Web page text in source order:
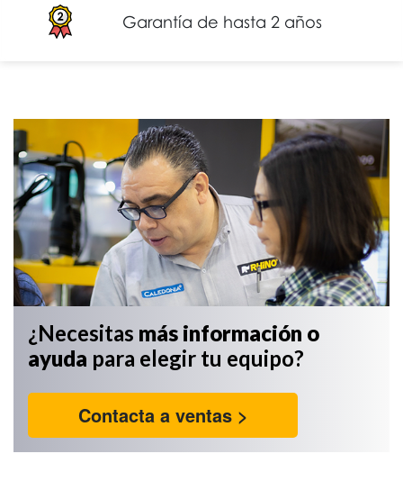
Garantía de hasta 2 años
¿Necesitas más información o
ayuda para elegir tu equipo?
Contacta a ventas >